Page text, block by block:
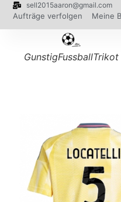
sell2015aaron@gmail.com
Aufträge verfolgen Meine
GunstigFussballTrikot